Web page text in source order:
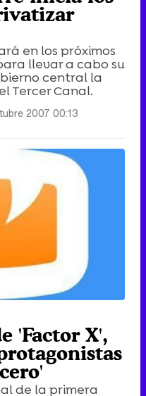
en los próximos
llevar a cabo su
central la
Tercer Canal.
2007 00:13
'Factor X',
de la primera